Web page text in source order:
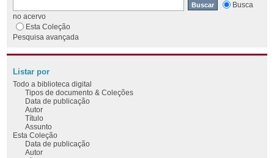
Busca
no acervo
Esta Coleção
Pesquisa avançada
Listar por
Todo a biblioteca digital
Tipos de documento & Coleções
Data de publicação
Autor
Título
Assunto
Esta Coleção
Data de publicação
Autor